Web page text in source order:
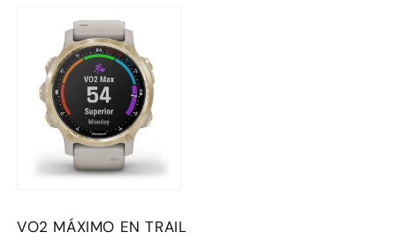
VO2 MÁXIMO EN TRAIL
¿Tienes dudas? Consulta nuestra